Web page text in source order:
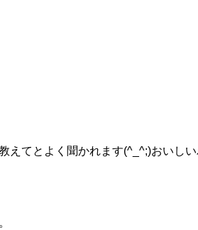
えてとよく聞かれます(^_^;)おいし